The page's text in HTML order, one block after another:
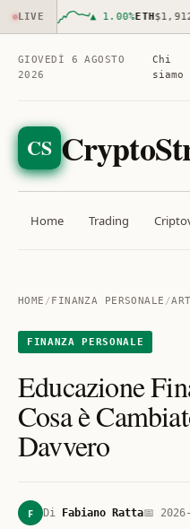
LIVE ▲ 1.00 %ETH
GIOVEDÌ 6 AGOSTO
2026
Chi
siamo
CS
Home Trading
HOME /FINANZA PERSONALE /
FINANZA PERSONALE
Educazione
Cosa è
Davvero
F Di Fabiano Ratta📅